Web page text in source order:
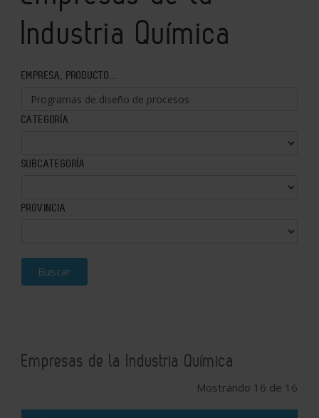
Industria Química
EMPRESA, PRODUCTO...
CATEGORÍA
SUBCATEGORÍA
PROVINCIA
Buscar
Empresas de la Industria Química
Mostrando 16 de 16